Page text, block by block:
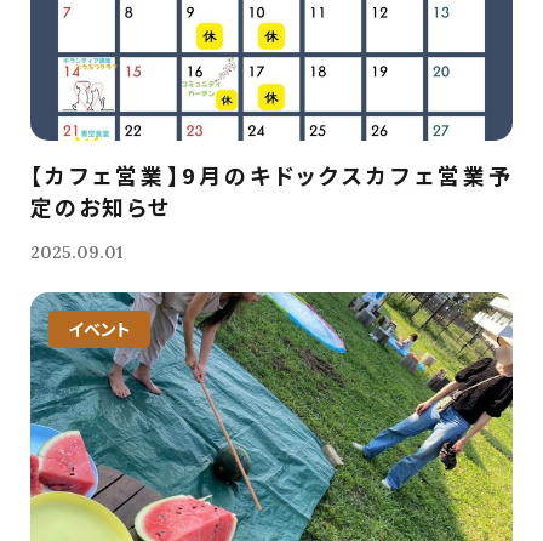
【カフェ営業】9月のキドックスカフェ営業予
定のお知らせ
2025.09.01
イベント